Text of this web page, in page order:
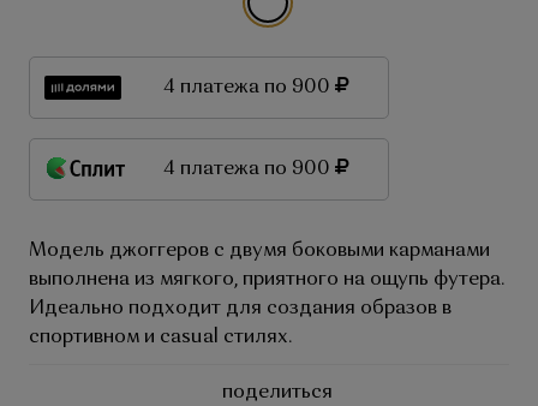
выбор цвета
4 платежа по 900
4 платежа по 900
Модель джоггеров с двумя боковыми карманами
выполнена из мягкого, приятного на ощупь футера.
Идеально подходит для создания образов в
спортивном и сasual стилях.
поделиться